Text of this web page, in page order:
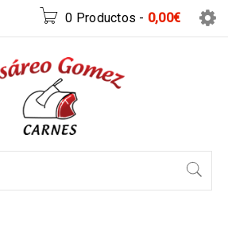
0 Productos - 0,00€